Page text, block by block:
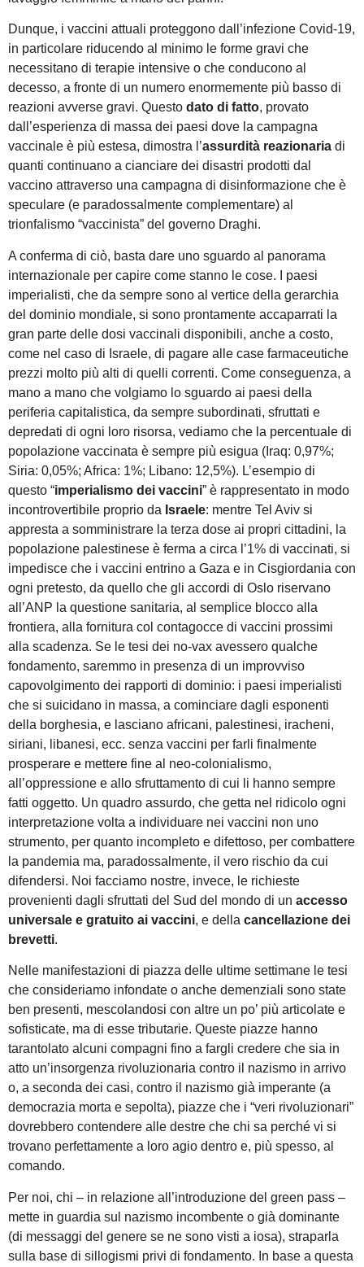
Dunque, i vaccini attuali proteggono dall’infezione Covid-19,
in particolare riducendo al minimo le forme gravi che
necessitano di terapie intensive o che conducono al
decesso, a fronte di un numero enormemente più basso di
reazioni avverse gravi. Questo dato di fatto, provato
dall’esperienza di massa dei paesi dove la campagna
vaccinale è più estesa, dimostra l’assurdità reazionaria di
quanti continuano a cianciare dei disastri prodotti dal
vaccino attraverso una campagna di disinformazione che è
speculare (e paradossalmente complementare) al
trionfalismo “vaccinista” del governo Draghi.
A conferma di ciò, basta dare uno sguardo al panorama
internazionale per capire come stanno le cose. I paesi
imperialisti, che da sempre sono al vertice della gerarchia
del dominio mondiale, si sono prontamente accaparrati la
gran parte delle dosi vaccinali disponibili, anche a costo,
come nel caso di Israele, di pagare alle case farmaceutiche
prezzi molto più alti di quelli correnti. Come conseguenza, a
mano a mano che volgiamo lo sguardo ai paesi della
periferia capitalistica, da sempre subordinati, sfruttati e
depredati di ogni loro risorsa, vediamo che la percentuale di
popolazione vaccinata è sempre più esigua (Iraq: 0,97%;
Siria: 0,05%; Africa: 1%; Libano: 12,5%). L’esempio di
questo “imperialismo dei vaccini” è rappresentato in modo
incontrovertibile proprio da Israele: mentre Tel Aviv si
appresta a somministrare la terza dose ai propri cittadini, la
popolazione palestinese è ferma a circa l’1% di vaccinati, si
impedisce che i vaccini entrino a Gaza e in Cisgiordania con
ogni pretesto, da quello che gli accordi di Oslo riservano
all’ANP la questione sanitaria, al semplice blocco alla
frontiera, alla fornitura col contagocce di vaccini prossimi
alla scadenza. Se le tesi dei no-vax avessero qualche
fondamento, saremmo in presenza di un improvviso
capovolgimento dei rapporti di dominio: i paesi imperialisti
che si suicidano in massa, a cominciare dagli esponenti
della borghesia, e lasciano africani, palestinesi, iracheni,
siriani, libanesi, ecc. senza vaccini per farli finalmente
prosperare e mettere fine al neo-colonialismo,
all’oppressione e allo sfruttamento di cui li hanno sempre
fatti oggetto. Un quadro assurdo, che getta nel ridicolo ogni
interpretazione volta a individuare nei vaccini non uno
strumento, per quanto incompleto e difettoso, per combattere
la pandemia ma, paradossalmente, il vero rischio da cui
difendersi. Noi facciamo nostre, invece, le richieste
provenienti dagli sfruttati del Sud del mondo di un accesso
universale e gratuito ai vaccini, e della cancellazione dei
brevetti.
Nelle manifestazioni di piazza delle ultime settimane le tesi
che consideriamo infondate o anche demenziali sono state
ben presenti, mescolandosi con altre un po’ più articolate e
sofisticate, ma di esse tributarie. Queste piazze hanno
tarantolato alcuni compagni fino a fargli credere che sia in
atto un’insorgenza rivoluzionaria contro il nazismo in arrivo
o, a seconda dei casi, contro il nazismo già imperante (a
democrazia morta e sepolta), piazze che i “veri rivoluzionari”
dovrebbero contendere alle destre che chi sa perché vi si
trovano perfettamente a loro agio dentro e, più spesso, al
comando.
Per noi, chi – in relazione all’introduzione del green pass –
mette in guardia sul nazismo incombente o già dominante
(di messaggi del genere se ne sono visti a iosa), straparla
sulla base di sillogismi privi di fondamento. In base a questa